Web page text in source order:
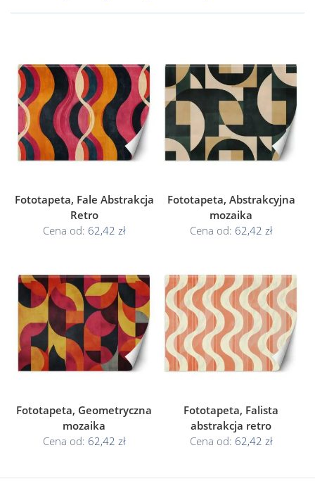
Fototapeta, Fale Abstrakcja
Retro
Cena od: 62,42 zł
Fototapeta, Abstrakcyjna
mozaika
Cena od: 62,42 zł
Fototapeta, Geometryczna
mozaika
Cena od: 62,42 zł
Fototapeta, Falista
abstrakcja retro
Cena od: 62,42 zł